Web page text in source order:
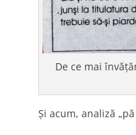
De ce mai
Şi acum, analiză „pă